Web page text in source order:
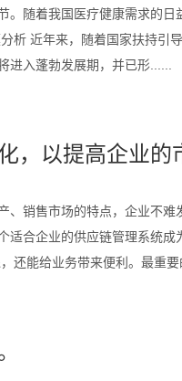
。随着我国医疗健康需求的日
析 近年来，随着国家扶持引
入蓬勃发展期，并已形......
，以提高企业的
、销售市场的特点，企业不难
适合企业的供应链管理系统成
还能给业务带来便利。最重要